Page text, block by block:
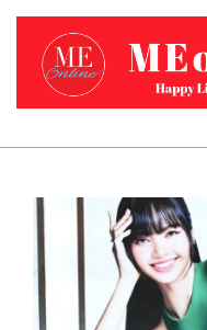
Skip
content
Primary
Menu